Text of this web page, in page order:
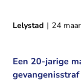
Lelystad | 24
Een 20-jarige